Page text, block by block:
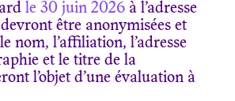
le 30 juin 2026à l’adresse
être anonymisées et
nom, l’affiliation, l’adresse
et le titre de la
l’objet d’une évaluation à